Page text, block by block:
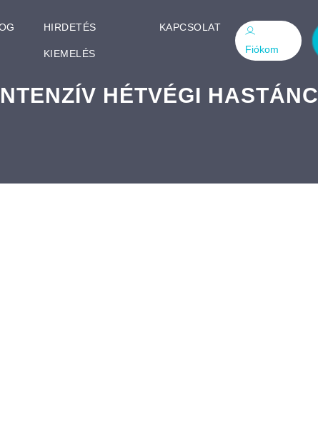
HIRDETÉS
KIEMELÉS
KAPCSOLAT
Fiókom
HÉTVÉGI HASTÁNC